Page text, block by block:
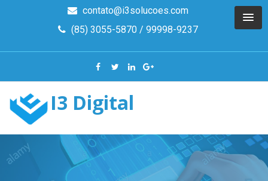
contato@i3solucoes.com
(85) 3055-5870 / 99998-9237
I3 Digital